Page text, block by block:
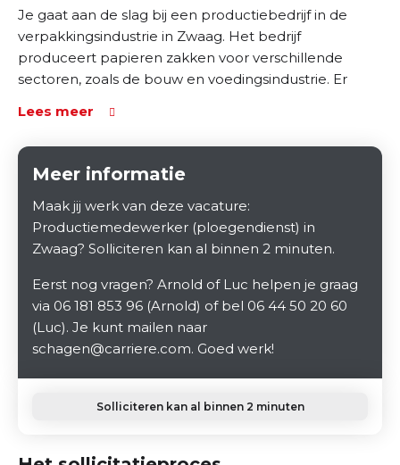
Je gaat aan de slag bij een productiebedrijf in de
verpakkingsindustrie in Zwaag. Het bedrijf
produceert papieren zakken voor verschillende
sectoren, zoals de bouw en voedingsindustrie. Er
staat.
Lees meer
Meer informatie
Maak jij werk van deze vacature:
Productiemedewerker (ploegendienst) in
Zwaag? Solliciteren kan al binnen 2 minuten.
Eerst nog vragen? Arnold of Luc helpen je graag
via 06 181 853 96 (Arnold) of bel 06 44 50 20 60
(Luc). Je kunt mailen naar
schagen@carriere.com. Goed werk!
Solliciteren kan al binnen 2 minuten